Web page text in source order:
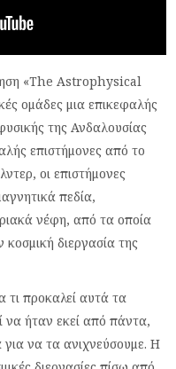
«The Astrophysical
ομάδες μια επικεφαλής
της Ανδαλουσίας
επιστήμονες από το
οι επιστήμονες
πεδία,
νέφη, από τα οποία
διεργασία της
τι προκαλεί αυτά τα
να ήταν εκεί από πάντα,
να τα ανιχνεύσουμε. Η